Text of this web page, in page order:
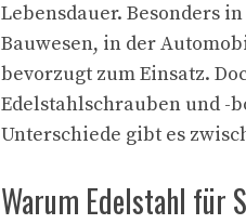
Lebensdauer. Besonders
Bauwesen, in der
bevorzugt zum Einsatz.
Edelstahlschrauben und -
Unterschiede gibt es
Warum Edelstahl für